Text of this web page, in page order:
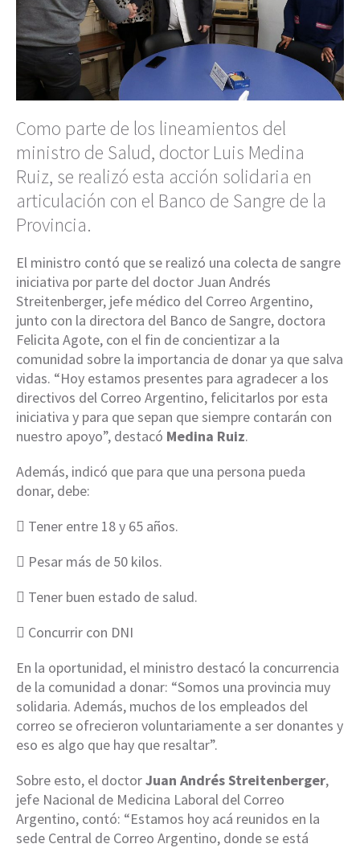
Como parte de los lineamientos del
ministro de Salud, doctor Luis Medina
Ruiz, se realizó esta acción solidaria en
articulación con el Banco de Sangre de la
Provincia.
El ministro contó que se realizó una colecta de sangre
iniciativa por parte del doctor Juan Andrés
Streitenberger, jefe médico del Correo Argentino,
junto con la directora del Banco de Sangre, doctora
Felicita Agote, con el fin de concientizar a la
comunidad sobre la importancia de donar ya que salva
vidas. “Hoy estamos presentes para agradecer a los
directivos del Correo Argentino, felicitarlos por esta
iniciativa y para que sepan que siempre contarán con
nuestro apoyo”, destacó Medina Ruiz.
Además, indicó que para que una persona pueda
donar, debe:
 Tener entre 18 y 65 años.
 Pesar más de 50 kilos.
 Tener buen estado de salud.
 Concurrir con DNI
En la oportunidad, el ministro destacó la concurrencia
de la comunidad a donar: “Somos una provincia muy
solidaria. Además, muchos de los empleados del
correo se ofrecieron voluntariamente a ser donantes y
eso es algo que hay que resaltar”.
Sobre esto, el doctorJuan Andrés Streitenberger,
jefe Nacional de Medicina Laboral del Correo
Argentino, contó: “Estamos hoy acá reunidos en la
sede Central de Correo Argentino, donde se está